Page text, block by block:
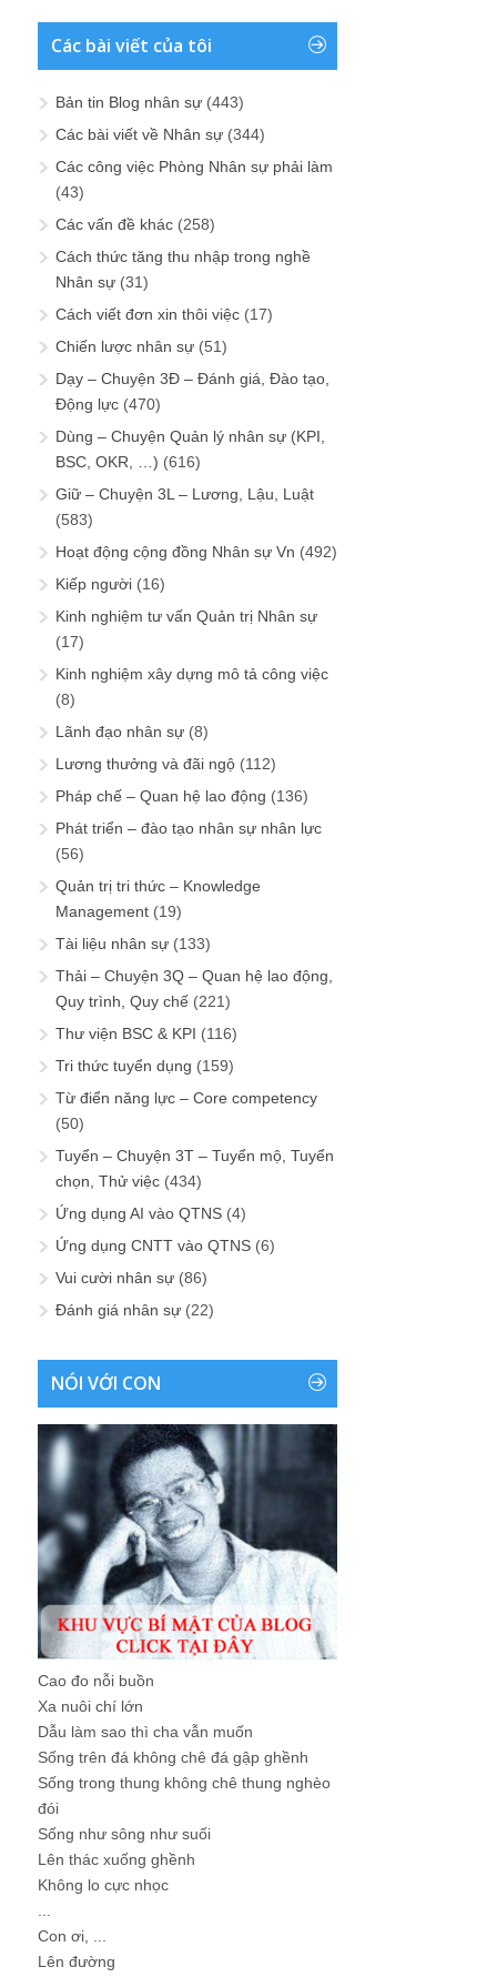
Các bài viết của tôi
Bản tin Blog nhân sự (443)
Các bài viết về Nhân sự (344)
Các công việc Phòng Nhân sự phải làm
(43)
Các vấn đề khác (258)
Cách thức tăng thu nhập trong nghề
Nhân sự (31)
Cách viết đơn xin thôi việc (17)
Chiến lược nhân sự (51)
Dạy – Chuyện 3Đ – Đánh giá, Đào tạo,
Động lực (470)
Dùng – Chuyện Quản lý nhân sự (KPI,
BSC, OKR, …) (616)
Giữ – Chuyện 3L – Lương, Lậu, Luật
(583)
Hoạt động cộng đồng Nhân sự Vn (492)
Kiếp người (16)
Kinh nghiệm tư vấn Quản trị Nhân sự
(17)
Kinh nghiệm xây dựng mô tả công việc
(8)
Lãnh đạo nhân sự (8)
Lương thưởng và đãi ngộ (112)
Pháp chế – Quan hệ lao động (136)
Phát triển – đào tạo nhân sự nhân lực
(56)
Quản trị tri thức – Knowledge
Management (19)
Tài liệu nhân sự (133)
Thải – Chuyện 3Q – Quan hệ lao động,
Quy trình, Quy chế (221)
Thư viện BSC & KPI (116)
Tri thức tuyển dụng (159)
Từ điển năng lực – Core competency
(50)
Tuyển – Chuyện 3T – Tuyển mộ, Tuyển
chọn, Thử việc (434)
Ứng dụng AI vào QTNS (4)
Ứng dụng CNTT vào QTNS (6)
Vui cười nhân sự (86)
Đánh giá nhân sự (22)
NÓI VỚI CON
Cao đo nỗi buồn
Xa nuôi chí lớn
Dẫu làm sao thì cha vẫn muốn
Sống trên đá không chê đá gập ghềnh
Sống trong thung không chê thung nghèo
đói
Sống như sông như suối
Lên thác xuống ghềnh
Không lo cực nhọc
...
Con ơi, ...
Lên đường